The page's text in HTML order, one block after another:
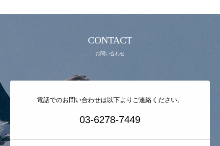
CONTACT
お問い合わせ
電話でのお問い合わせは以下よりご連絡ください。
03-6278-7449